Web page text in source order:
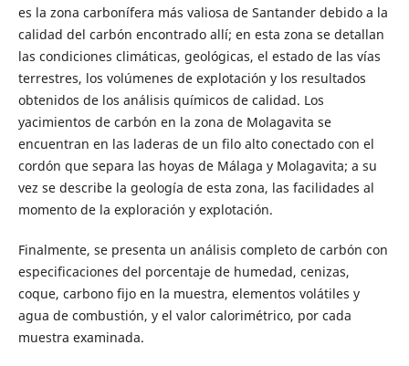
es la zona carbonífera más valiosa de Santander debido a la
calidad del carbón encontrado allí; en esta zona se detallan
las condiciones climáticas, geológicas, el estado de las vías
terrestres, los volúmenes de explotación y los resultados
obtenidos de los análisis químicos de calidad. Los
yacimientos de carbón en la zona de Molagavita se
encuentran en las laderas de un filo alto conectado con el
cordón que separa las hoyas de Málaga y Molagavita; a su
vez se describe la geología de esta zona, las facilidades al
momento de la exploración y explotación.
Finalmente, se presenta un análisis completo de carbón con
especificaciones del porcentaje de humedad, cenizas,
coque, carbono fijo en la muestra, elementos volátiles y
agua de combustión, y el valor calorimétrico, por cada
muestra examinada.